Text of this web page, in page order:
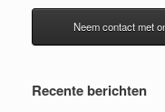
Neem contact met
Recente berichten